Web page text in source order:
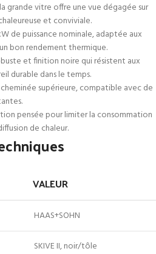
grande vitre offre une vue dégagée sur
et conviviale.
de puissance nominale, adaptée aux
bon rendement thermique.
et finition noire qui résistent aux
durable dans le temps.
supérieure, compatible avec de
pensée pour limiter la consommation
de chaleur.
VALEUR
HAAS+SOHN
SKIVE II, noir/tôle